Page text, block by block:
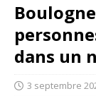
dans un
3 septembre